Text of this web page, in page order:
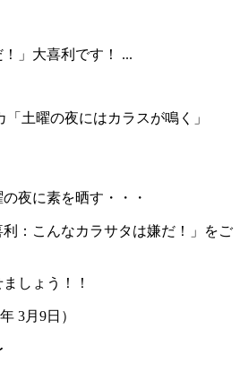
！」大喜利です！ ...
土曜の夜にはカラスが鳴く」
夜に素を晒す・・・
：こんなカラサタは嫌だ！」をご
しょう！！
3月9日）